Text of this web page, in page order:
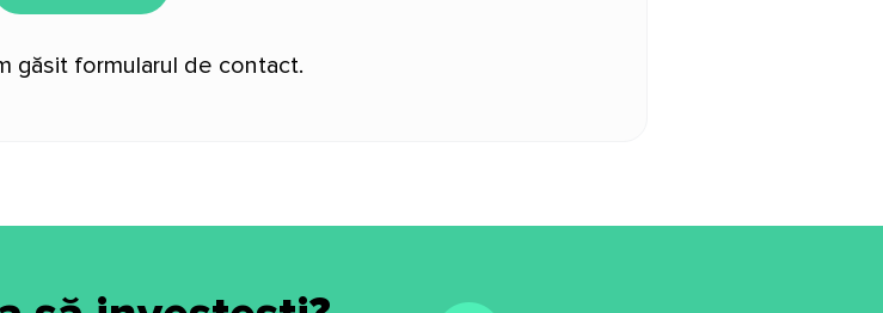
găsit formularul de contact.